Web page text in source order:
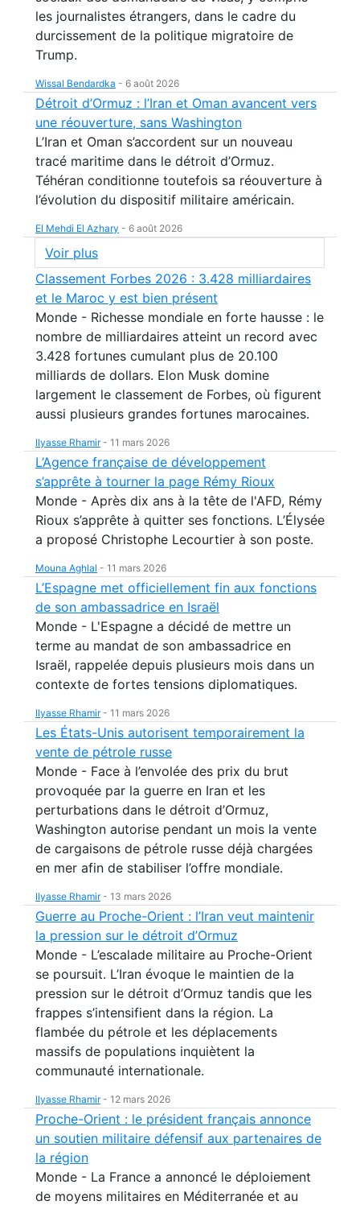
les journalistes étrangers, dans le cadre du
durcissement de la politique migratoire de
Trump.
Wissal Bendardka - 6 août 2026
Détroit d’Ormuz : l’Iran et Oman avancent vers
une réouverture, sans Washington
L’Iran et Oman s’accordent sur un nouveau
tracé maritime dans le détroit d’Ormuz.
Téhéran conditionne toutefois sa réouverture à
l’évolution du dispositif militaire américain.
El Mehdi El Azhary - 6 août 2026
Voir plus
Classement Forbes 2026 : 3.428 milliardaires
et le Maroc y est bien présent
Monde - Richesse mondiale en forte hausse : le
nombre de milliardaires atteint un record avec
3.428 fortunes cumulant plus de 20.100
milliards de dollars. Elon Musk domine
largement le classement de Forbes, où figurent
aussi plusieurs grandes fortunes marocaines.
Ilyasse Rhamir- 11 mars 2026
L’Agence française de développement
s’apprête à tourner la page Rémy Rioux
Monde - Après dix ans à la tête de l'AFD, Rémy
Rioux s’apprête à quitter ses fonctions. L’Élysée
a proposé Christophe Lecourtier à son poste.
Mouna Aghlal - 11 mars 2026
L’Espagne met officiellement fin aux fonctions
de son ambassadrice en Israël
Monde - L'Espagne a décidé de mettre un
terme au mandat de son ambassadrice en
Israël, rappelée depuis plusieurs mois dans un
contexte de fortes tensions diplomatiques.
Ilyasse Rhamir- 11 mars 2026
Les États-Unis autorisent temporairement la
vente de pétrole russe
Monde - Face à l’envolée des prix du brut
provoquée par la guerre en Iran et les
perturbations dans le détroit d’Ormuz,
Washington autorise pendant un mois la vente
de cargaisons de pétrole russe déjà chargées
en mer afin de stabiliser l’offre mondiale.
Ilyasse Rhamir- 13 mars 2026
Guerre au Proche-Orient : l’Iran veut maintenir
la pression sur le détroit d’Ormuz
Monde - L’escalade militaire au Proche-Orient
se poursuit. L’Iran évoque le maintien de la
pression sur le détroit d’Ormuz tandis que les
frappes s’intensifient dans la région. La
flambée du pétrole et les déplacements
massifs de populations inquiètent la
communauté internationale.
Ilyasse Rhamir- 12 mars 2026
Proche-Orient : le président français annonce
un soutien militaire défensif aux partenaires de
la région
Monde - La France a annoncé le déploiement
de moyens militaires en Méditerranée et au